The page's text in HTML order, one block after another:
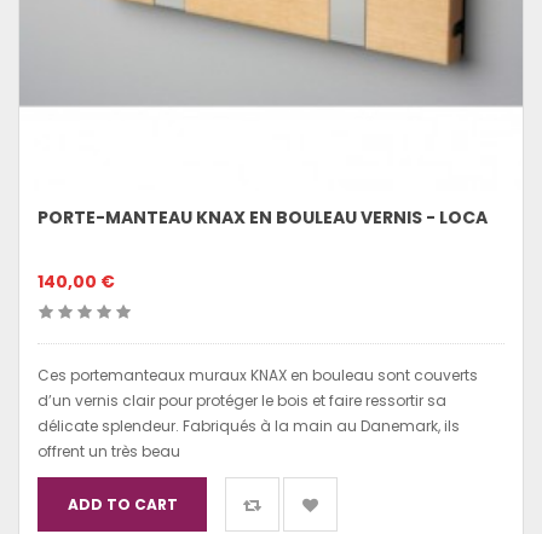
PORTE-MANTEAU KNAX EN BOULEAU VERNIS - LOCA
140,00 €
Ces portemanteaux muraux KNAX en bouleau sont couverts
d’un vernis clair pour protéger le bois et faire ressortir sa
délicate splendeur. Fabriqués à la main au Danemark, ils
offrent un très beau
ADD TO CART